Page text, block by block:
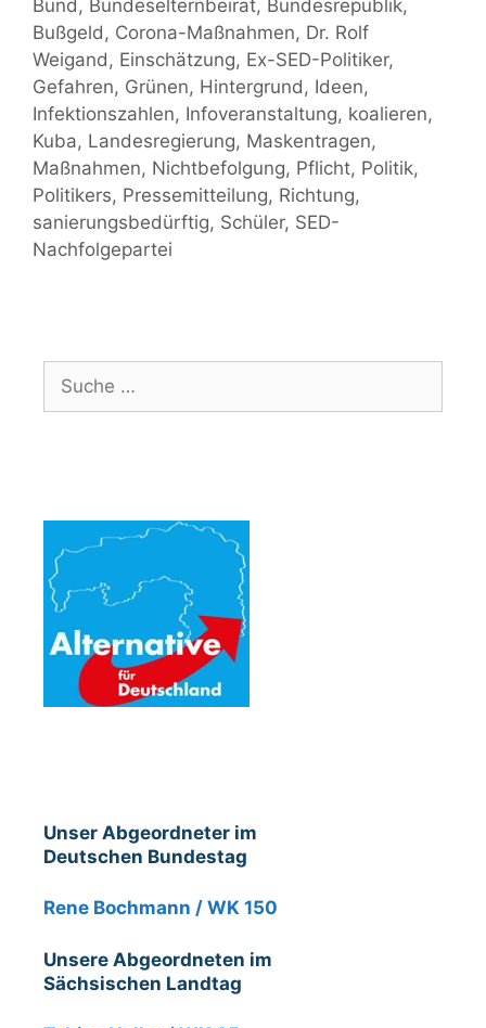
Bund , Bundeselternbeirat, Bundesrepublik,
Bußgeld , Corona-Maßnahmen, Dr. Rolf
Weigand , Einschätzung, Ex-SED-Politiker,
Gefahren, Grünen, Hintergrund , Ideen,
Infektionszahlen, Infoveranstaltung, koalieren,
Kuba, Landesregierung, Maskentragen,
Maßnahmen, Nichtbefolgung, Pflicht, Politik,
Politikers, Pressemitteilung, Richtung,
sanierungsbedürftig, Schüler, SED-
Nachfolgepartei
nach:
Unser Abgeordneter im
Deutschen Bundestag
Rene Bochmann / WK 150
Unsere Abgeordneten im
Sächsischen Landtag